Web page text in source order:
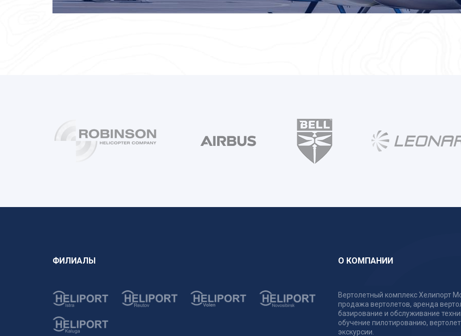
ФИЛИАЛЫ О КОМПАНИИ
Вертолетный комплекс Хелипорт
продажа вертолетов, аренда
базирование и обслуживание
обучение пилотированию,
экскурсии.